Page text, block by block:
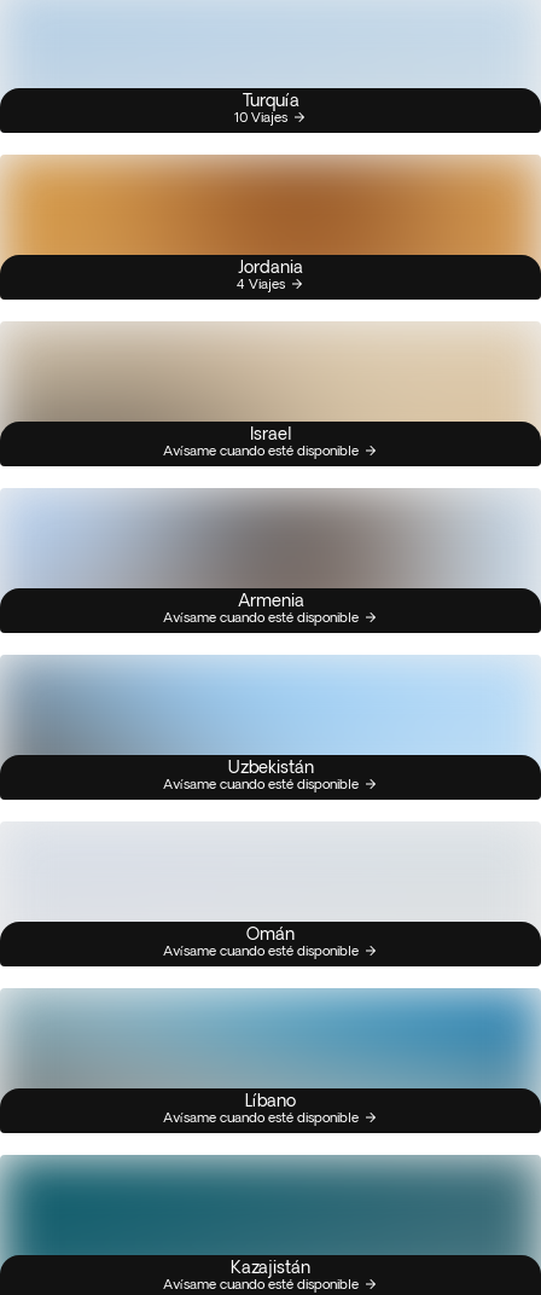
Turquía
10 Viajes
Jordania
4 Viajes
Israel
Avísame cuando esté disponible
Armenia
Avísame cuando esté disponible
Uzbekistán
Avísame cuando esté disponible
Omán
Avísame cuando esté disponible
Líbano
Avísame cuando esté disponible
Kazajistán
Avísame cuando esté disponible